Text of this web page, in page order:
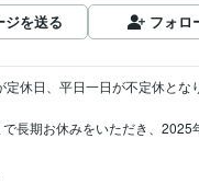
ジを送る フォロ
休日、平日一日が不定休とな
長期お休みをいただき、2025